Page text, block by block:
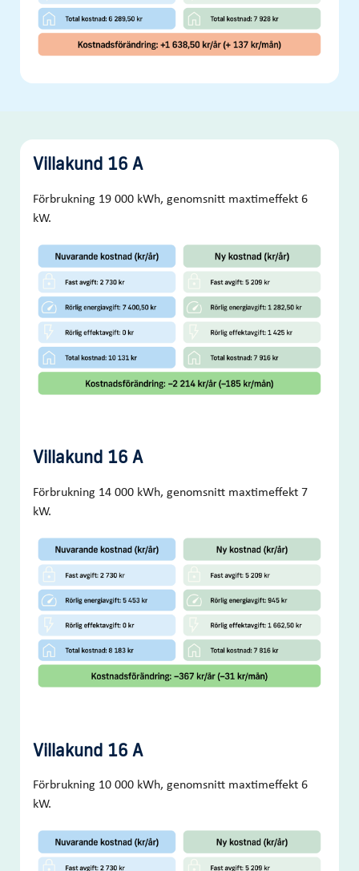
Villakund 16 A
Förbrukning 19 000 kWh, genomsnitt maxtimeffekt 6
kW.
Villakund 16 A
Förbrukning 14 000 kWh, genomsnitt maxtimeffekt 7
kW.
Villakund 16 A
Förbrukning 10 000 kWh, genomsnitt maxtimeffekt 6
kW.